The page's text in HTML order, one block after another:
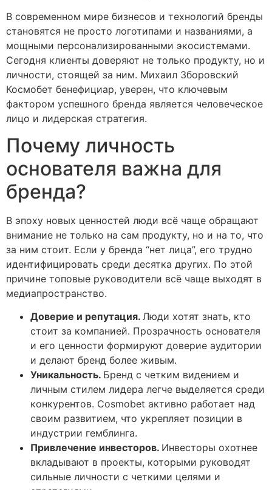
В современном мире бизнесов и технологий бренды
становятся не просто логотипами и названиями, а
мощными персонализированными экосистемами.
Сегодня клиенты доверяют не только продукту, но и
личности, стоящей за ним. Михаил Зборовский
Космобет бенефициар, уверен, что ключевым
фактором успешного бренда является человеческое
лицо и лидерская стратегия.
Почему личность
основателя важна для
бренда?
В эпоху новых ценностей люди всё чаще обращают
внимание не только на сам продукту, но и на то, что
за ним стоит. Если у бренда “нет лица”, его трудно
идентифицировать среди десятка других. По этой
причине топовые руководители всё чаще выходят в
медиапространство.
Доверие и репутация. Люди хотят знать, кто
стоит за компанией. Прозрачность основателя
и его ценности формируют доверие аудитории
и делают бренд более живым.
Уникальность. Бренд с четким видением и
личным стилем лидера легче выделяется среди
конкурентов. Cosmobet активно работает над
своим развитием, что укрепляет позиции в
индустрии гемблинга.
Привлечение инвесторов. Инвесторы охотнее
вкладывают в проекты, которыми руководят
сильные личности с четкими целями и